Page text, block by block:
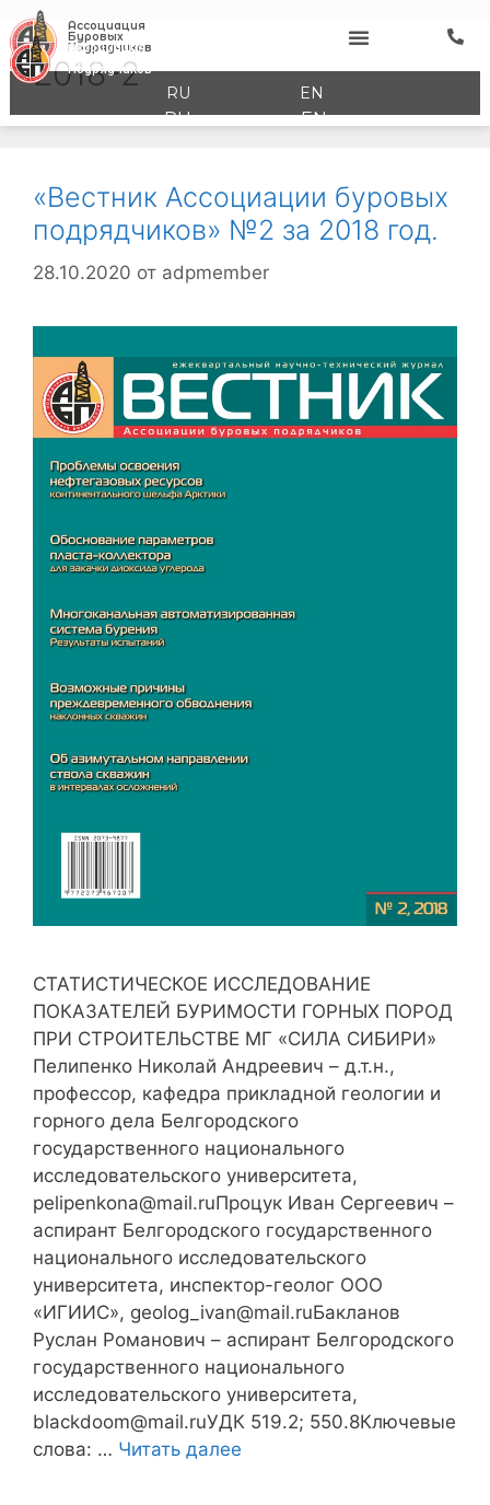
Ассоциация
Буровых
Подрядчиков
RU EN
Ассоциация
Буровых
Подрядчиков
RU EN
2018-2
«Вестник Ассоциации буровых
подрядчиков» №2 за 2018 год.
28.10.2020 от adpmember
СТАТИСТИЧЕСКОЕ ИССЛЕДОВАНИЕ
ПОКАЗАТЕЛЕЙ БУРИМОСТИ ГОРНЫХ ПОРОД
ПРИ СТРОИТЕЛЬСТВЕ МГ «СИЛА СИБИРИ»
Пелипенко Николай Андреевич – д.т.н.,
профессор, кафедра прикладной геологии и
горного дела Белгородского
государственного национального
исследовательского университета,
pelipenkona@mail.ruПроцук Иван Сергеевич –
аспирант Белгородского государственного
национального исследовательского
университета, инспектор-геолог ООО
«ИГИИС», geolog_ivan@mail.ruБакланов
Руслан Романович – аспирант Белгородского
государственного национального
исследовательского университета,
blackdoom@mail.ruУДК 519.2; 550.8Ключевые
слова: … Читать далее